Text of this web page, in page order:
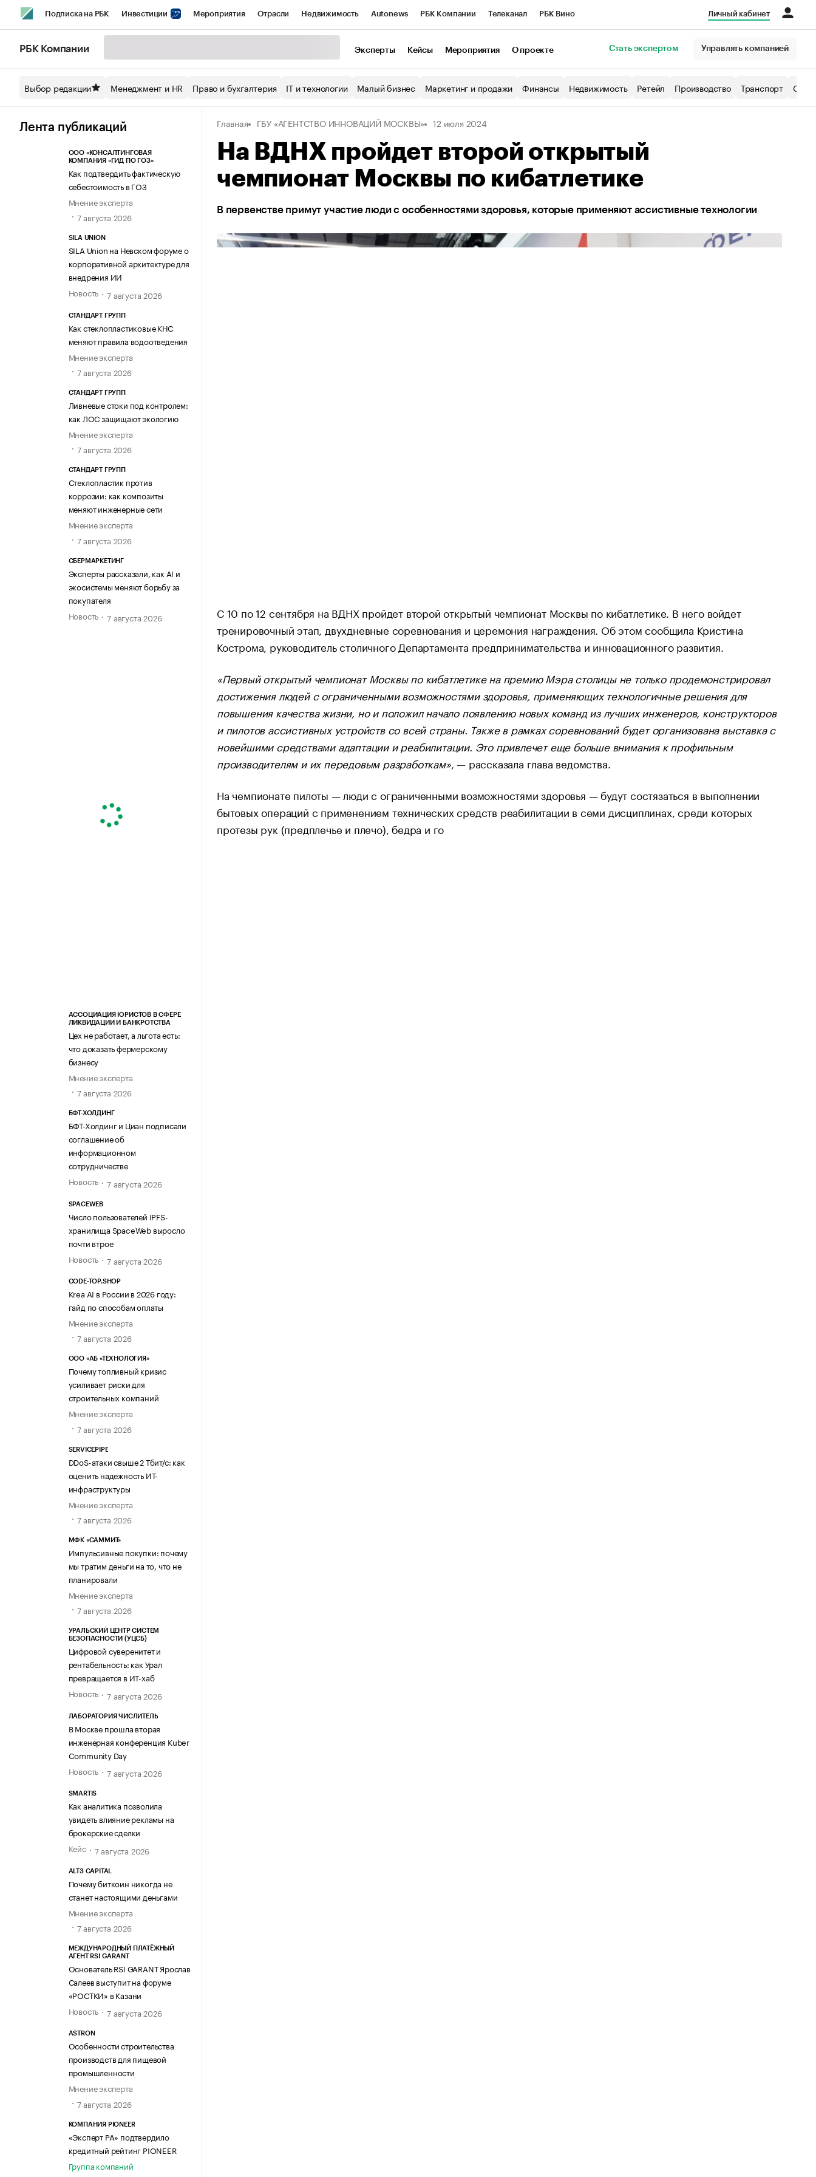
Подписка на РБК Инвестиции Мероприятия Отрасли Недвижимость Autonews РБК Компании Телеканал РБК Вино
Спецпроекты СПб Конференции СПб Спецпроекты Экономика Бизнес
Технологии и медиа Рынок наличной валюты
Личный кабинет
РБК Компании Эксперты Кейсы Мероприятия О проекте Стать экспертом Управлять компанией
Выбор редакции Менеджмент и HR Право и бухгалтерия IT и технологии Малый бизнес Маркетинг и продажи Финансы Недвижимость Ретейл Производство Транспорт
Лента публикаций
ООО «КОНСАЛТИНГОВАЯ
КОМПАНИЯ «ГИД ПО ГОЗ»
Как подтвердить фактическую
себестоимость в ГОЗ
Мнение эксперта
7 августа 2026
SILA UNION
SILA Union на Невском форуме о
корпоративной архитектуре для
внедрения ИИ
Новость
7 августа 2026
СТАНДАРТ ГРУПП
Как стеклопластиковые КНС
меняют правила водоотведения
Мнение эксперта
7 августа 2026
СТАНДАРТ ГРУПП
Ливневые стоки под контролем:
как ЛОС защищают экологию
Мнение эксперта
7 августа 2026
СТАНДАРТ ГРУПП
Стеклопластик против
коррозии: как композиты
меняют инженерные сети
Мнение эксперта
7 августа 2026
СБЕРМАРКЕТИНГ
Эксперты рассказали, как AI и
экосистемы меняют борьбу за
покупателя
Новость
7 августа 2026
АССОЦИАЦИЯ ЮРИСТОВ В СФЕРЕ
ЛИКВИДАЦИИ И БАНКРОТСТВА
Цех не работает, а льгота есть:
что доказать фермерскому
бизнесу
Мнение эксперта
7 августа 2026
БФТ-ХОЛДИНГ
БФТ-Холдинг и Циан подписали
соглашение об
информационном
сотрудничестве
Новость
7 августа 2026
SPACEWEB
Число пользователей IPFS-
хранилища SpaceWeb выросло
почти втрое
Новость
7 августа 2026
CODE-TOP.SHOP
Krea AI в России в 2026 году:
гайд по способам оплаты
Мнение эксперта
7 августа 2026
ООО «АБ «ТЕХНОЛОГИЯ»
Почему топливный кризис
усиливает риски для
строительных компаний
Мнение эксперта
7 августа 2026
SERVICEPIPE
DDoS-атаки свыше 2 Тбит/с: как
оценить надежность ИТ-
инфраструктуры
Мнение эксперта
7 августа 2026
МФК «САММИТ»
Импульсивные покупки: почему
мы тратим деньги на то, что не
планировали
Мнение эксперта
7 августа 2026
УРАЛЬСКИЙ ЦЕНТР СИСТЕМ
БЕЗОПАСНОСТИ (УЦСБ)
Цифровой суверенитет и
рентабельность: как Урал
превращается в ИТ-хаб
Новость
7 августа 2026
ЛАБОРАТОРИЯ ЧИСЛИТЕЛЬ
В Москве прошла вторая
инженерная конференция Kuber
Community Day
Новость
7 августа 2026
SMARTIS
Как аналитика позволила
увидеть влияние рекламы на
брокерские сделки
Кейс
7 августа 2026
ALT3 CAPITAL
Почему биткоин никогда не
станет настоящими деньгами
Мнение эксперта
7 августа 2026
МЕЖДУНАРОДНЫЙ ПЛАТЁЖНЫЙ
АГЕНТ RSI GARANT
Основатель RSI GARANT Ярослав
Салеев выступит на форуме
«РОСТКИ» в Казани
Новость
7 августа 2026
ASTRON
Особенности строительства
производств для пищевой
промышленности
Мнение эксперта
7 августа 2026
КОМПАНИЯ PIONEER
«Эксперт РА» подтвердило
кредитный рейтинг PIONEER
Группа компаний
Главная ГБУ «АГЕНТСТВО ИННОВАЦИЙ МОСКВЫ» 12 июля 2024
На ВДНХ пройдет второй открытый
чемпионат Москвы по кибатлетике
В первенстве примут участие люди с особенностями здоровья, которые применяют ассистивные технологии
С 10 по 12 сентября на ВДНХ пройдет второй открытый чемпионат Москвы по кибатлетике. В него войдет
тренировочный этап, двухдневные соревнования и церемония награждения. Об этом сообщила Кристина
Кострома, руководитель столичного Департамента предпринимательства и инновационного развития.
«Первый открытый чемпионат Москвы по кибатлетике на премию Мэра столицы не только продемонстрировал
достижения людей с ограниченными возможностями здоровья, применяющих технологичные решения для
повышения качества жизни, но и положил начало появлению новых команд из лучших инженеров, конструкторов
и пилотов ассистивных устройств со всей страны. Также в рамках соревнований будет организована выставка с
новейшими средствами адаптации и реабилитации. Это привлечет еще больше внимания к профильным
производителям и их передовым разработкам», — рассказала глава ведомства.
На чемпионате пилоты — люди с ограниченными возможностями здоровья — будут состязаться в выполнении
бытовых операций с применением технических средств реабилитации в семи дисциплинах, среди которых
протезы рук (предплечье и плечо), бедра и го